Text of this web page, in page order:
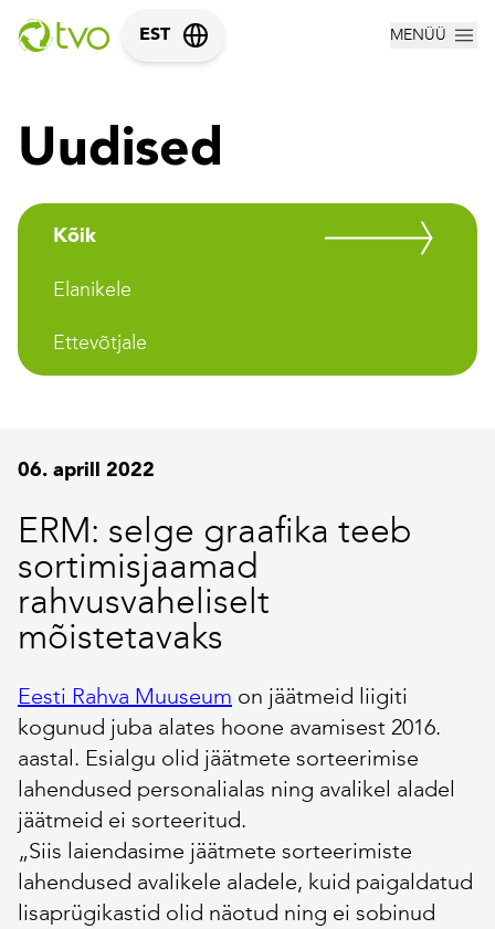
EST MENÜÜ
Uudised
Kõik
Elanikele
Ettevõtjale
06. aprill 2022
ERM: selge graafika teeb
sortimisjaamad
rahvusvaheliselt
mõistetavaks
Eesti Rahva Muuseum on jäätmeid liigiti
kogunud juba alates hoone avamisest 2016.
aastal. Esialgu olid jäätmete sorteerimise
lahendused personalialas ning avalikel aladel
jäätmeid ei sorteeritud.
„Siis laiendasime jäätmete sorteerimiste
lahendused avalikele aladele, kuid paigaldatud
lisaprügikastid olid näotud ning ei sobinud